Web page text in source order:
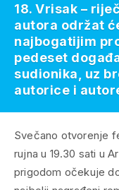
Svečano otvorenje
rujna u 19.30 sati u
prigodom očekuje
18. Vrisak –
autora održat
najbogatijim
pedeset
sudionika, uz
autorice i